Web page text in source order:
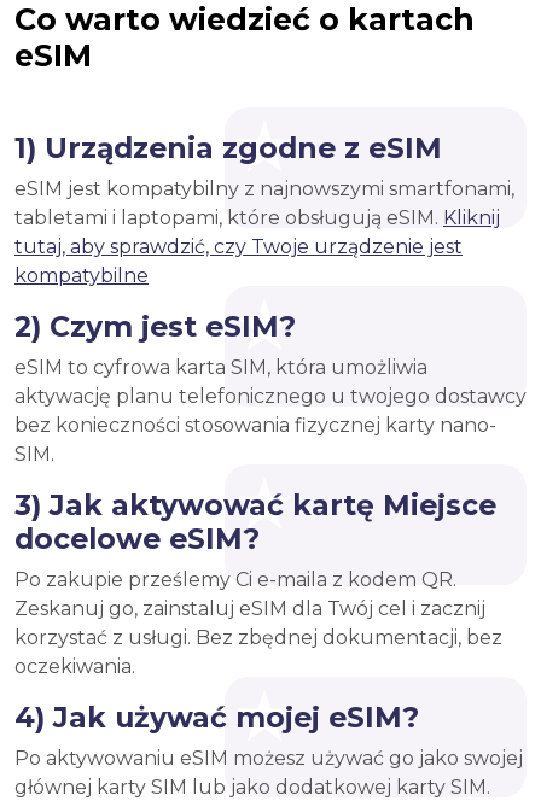
Co warto wiedzieć o kartach
eSIM
1) Urządzenia zgodne z eSIM
eSIM jest kompatybilny z najnowszymi smartfonami,
tabletami i laptopami, które obsługują eSIM. Kliknij
tutaj, aby sprawdzić, czy Twoje urządzenie jest
kompatybilne
2) Czym jest eSIM?
eSIM to cyfrowa karta SIM, która umożliwia
aktywację planu telefonicznego u twojego dostawcy
bez konieczności stosowania fizycznej karty nano-
SIM.
3) Jak aktywować kartę Miejsce
docelowe eSIM?
Po zakupie prześlemy Ci e-maila z kodem QR.
Zeskanuj go, zainstaluj eSIM dla Twój cel i zacznij
korzystać z usługi. Bez zbędnej dokumentacji, bez
oczekiwania.
4) Jak używać mojej eSIM?
Po aktywowaniu eSIM możesz używać go jako swojej
głównej karty SIM lub jako dodatkowej karty SIM.